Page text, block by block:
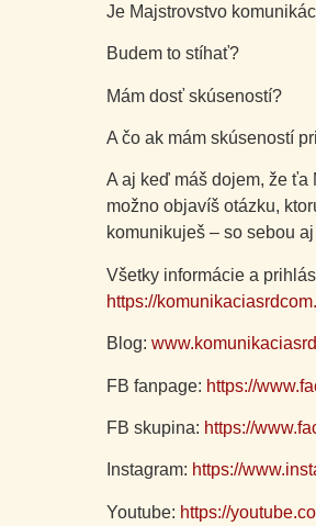
Je Majstrovstvo
Budem to stíhať?
Mám dosť skúseností?
A čo ak mám skúseností
A aj keď máš dojem, že
možno objavíš otázku,
komunikuješ – so sebou
Všetky informácie a
https://
Blog:
FB fanpage: https://
FB skupina: https://
Instagram: https://
Youtube: https://